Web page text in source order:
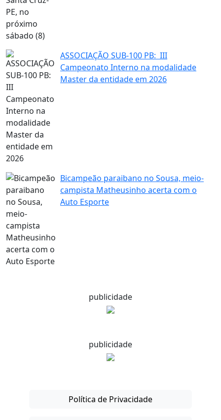
ASSOCIAÇÃO SUB-100 PB: III
Campeonato Interno na modalidade
Master da entidade em 2026
Bicampeão paraibano no Sousa, meio-
campista Matheusinho acerta com o
Auto Esporte
publicidade
publicidade
Política de Privacidade